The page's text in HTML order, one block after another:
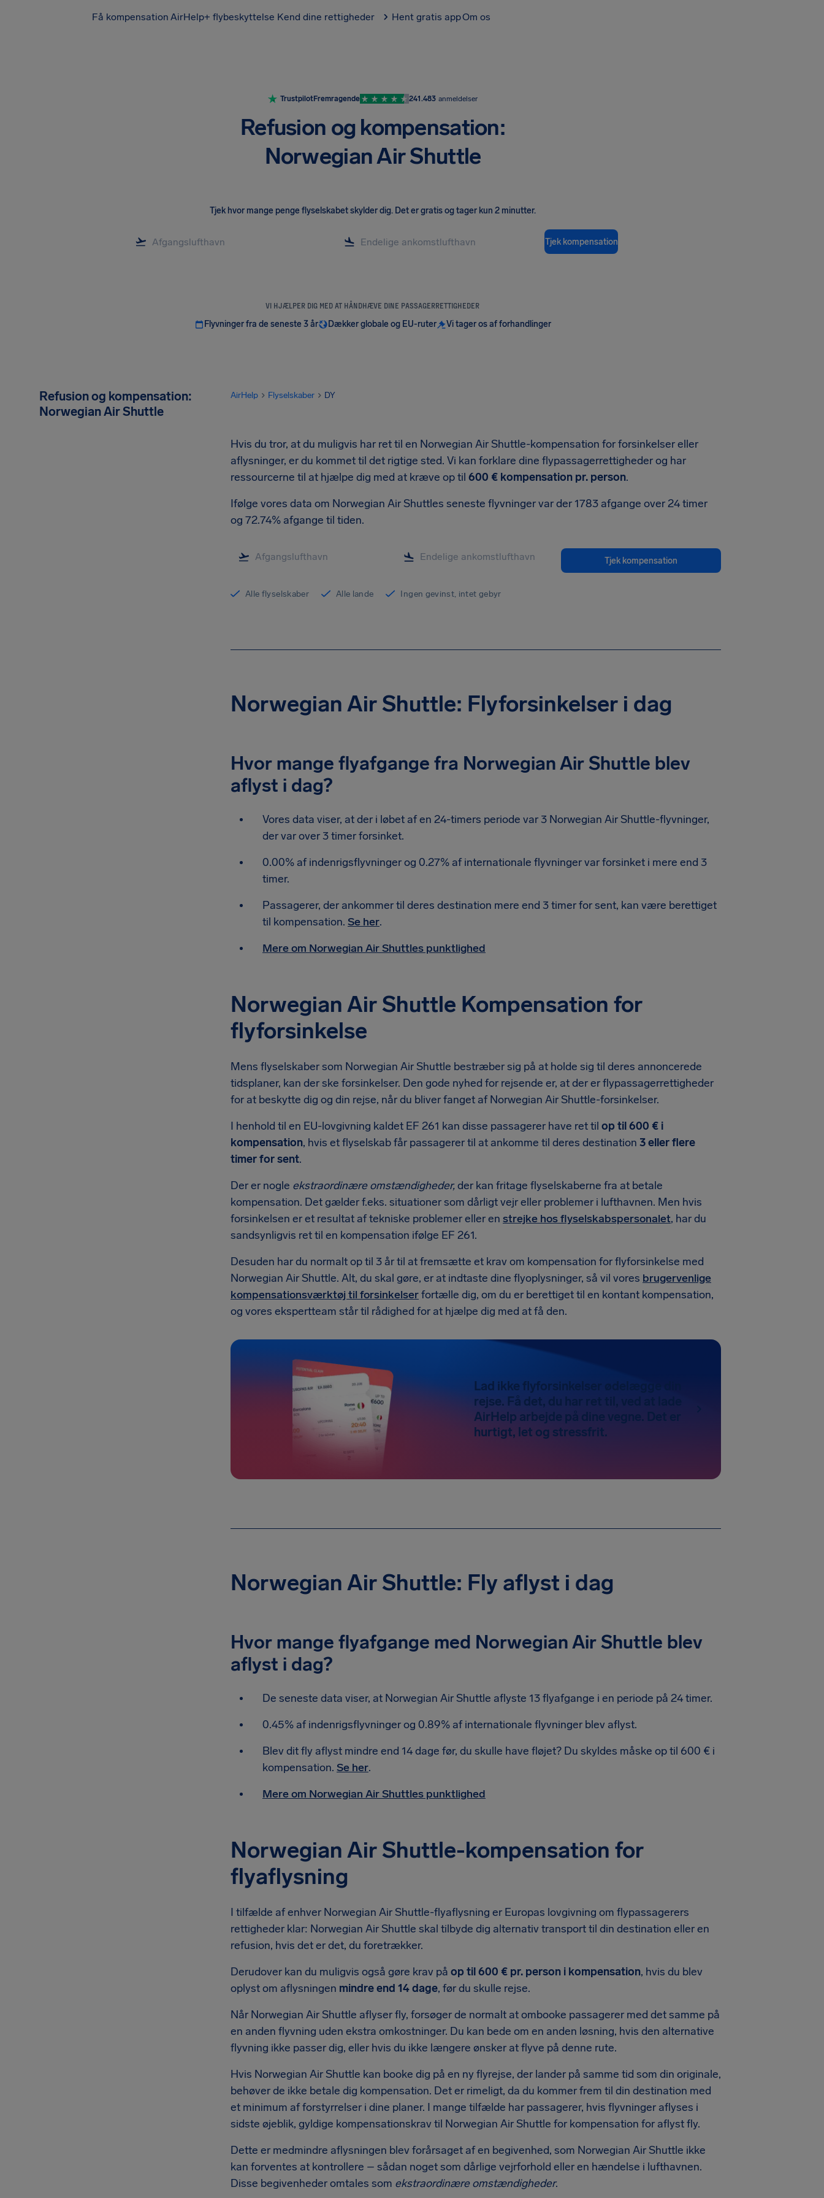
Få kompensation AirHelp+ flybeskyttelse Kend dine rettigheder Hent gratis appOm os
TrustpilotFremragende 241.483 anmeldelser
Refusion og kompensation:
Norwegian Air Shuttle
Tjek hvor mange penge flyselskabet skylder dig. Det er gratis og tager kun 2 minutter.
Tjek kompensation
VI HJÆLPER DIG MED AT HÅNDHÆVE DINE PASSAGERRETTIGHEDER
Flyvninger fra de seneste 3 år Dækker globale og EU-ruter Vi tager os af forhandlinger
Refusion og kompensation:
Norwegian Air Shuttle
AirHelp Flyselskaber DY
Hvis du tror, at du muligvis har ret til en Norwegian Air Shuttle-kompensation for forsinkelser eller
aflysninger, er du kommet til det rigtige sted. Vi kan forklare dine flypassagerrettigheder og har
ressourcerne til at hjælpe dig med at kræve op til 600 € kompensation pr. person.
Ifølge vores data om Norwegian Air Shuttles seneste flyvninger var der 1783 afgange over 24 timer
og 72.74% afgange til tiden.
Tjek kompensation
Alle flyselskaber Alle lande Ingen gevinst, intet gebyr
Norwegian Air Shuttle: Flyforsinkelser i dag
Hvor mange flyafgange fra Norwegian Air Shuttle blev
aflyst i dag?
Vores data viser, at der i løbet af en 24-timers periode var 3 Norwegian Air Shuttle-flyvninger,
der var over 3 timer forsinket.
0.00% af indenrigsflyvninger og 0.27% af internationale flyvninger var forsinket i mere end 3
timer.
Passagerer, der ankommer til deres destination mere end 3 timer for sent, kan være berettiget
til kompensation. Se her.
Mere om Norwegian Air Shuttles punktlighed
Norwegian Air Shuttle Kompensation for
flyforsinkelse
Mens flyselskaber som Norwegian Air Shuttle bestræber sig på at holde sig til deres annoncerede
tidsplaner, kan der ske forsinkelser. Den gode nyhed for rejsende er, at der er flypassagerrettigheder
for at beskytte dig og din rejse, når du bliver fanget af Norwegian Air Shuttle-forsinkelser.
I henhold til en EU-lovgivning kaldet EF 261 kan disse passagerer have ret til op til 600 € i
kompensation, hvis et flyselskab får passagerer til at ankomme til deres destination 3 eller flere
timer for sent.
Der er nogle ekstraordinære omstændigheder,der kan fritage flyselskaberne fra at betale
kompensation. Det gælder f.eks. situationer som dårligt vejr eller problemer i lufthavnen. Men hvis
forsinkelsen er et resultat af tekniske problemer eller en strejke hos flyselskabspersonalet, har du
sandsynligvis ret til en kompensation ifølge EF 261.
Desuden har du normalt op til 3 år til at fremsætte et krav om kompensation for flyforsinkelse med
Norwegian Air Shuttle. Alt, du skal gøre, er at indtaste dine flyoplysninger, så vil vores brugervenlige
kompensationsværktøj til forsinkelserfortælle dig, om du er berettiget til en kontant kompensation,
og vores ekspertteam står til rådighed for at hjælpe dig med at få den.
Lad ikke flyforsinkelser ødelægge din
rejse. Få det, du har ret til, ved at lade
AirHelp arbejde på dine vegne. Det er
hurtigt, let og stressfrit.
Norwegian Air Shuttle: Fly aflyst i dag
Hvor mange flyafgange med Norwegian Air Shuttle blev
aflyst i dag?
De seneste data viser, at Norwegian Air Shuttle aflyste 13 flyafgange i en periode på 24 timer.
0.45% af indenrigsflyvninger og 0.89% af internationale flyvninger blev aflyst.
Blev dit fly aflyst mindre end 14 dage før, du skulle have fløjet? Du skyldes måske op til 600 € i
kompensation. Se her.
Mere om Norwegian Air Shuttles punktlighed
Norwegian Air Shuttle-kompensation for
flyaflysning
I tilfælde af enhver Norwegian Air Shuttle-flyaflysning er Europas lovgivning om flypassagerers
rettigheder klar: Norwegian Air Shuttle skal tilbyde dig alternativ transport til din destination eller en
refusion, hvis det er det, du foretrækker.
Derudover kan du muligvis også gøre krav på op til 600 € pr. person i kompensation, hvis du blev
oplyst om aflysningen mindre end 14 dage, før du skulle rejse.
Når Norwegian Air Shuttle aflyser fly, forsøger de normalt at ombooke passagerer med det samme på
en anden flyvning uden ekstra omkostninger. Du kan bede om en anden løsning, hvis den alternative
flyvning ikke passer dig, eller hvis du ikke længere ønsker at flyve på denne rute.
Hvis Norwegian Air Shuttle kan booke dig på en ny flyrejse, der lander på samme tid som din originale,
behøver de ikke betale dig kompensation. Det er rimeligt, da du kommer frem til din destination med
et minimum af forstyrrelser i dine planer. I mange tilfælde har passagerer, hvis flyvninger aflyses i
sidste øjeblik, gyldige kompensationskrav til Norwegian Air Shuttle for kompensation for aflyst fly.
Dette er medmindre aflysningen blev forårsaget af en begivenhed, som Norwegian Air Shuttle ikke
kan forventes at kontrollere – sådan noget som dårlige vejrforhold eller en hændelse i lufthavnen.
Disse begivenheder omtales som ekstraordinære omstændigheder.